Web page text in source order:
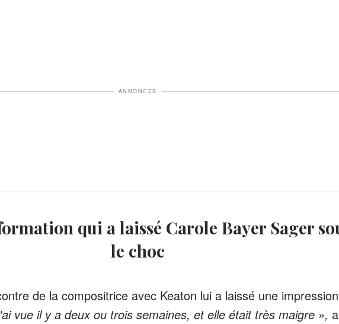
ANNONCES
le choc
de la compositrice avec Keaton lui a laissé une impression
vue il y a deux ou trois semaines, et elle était très maigre », a